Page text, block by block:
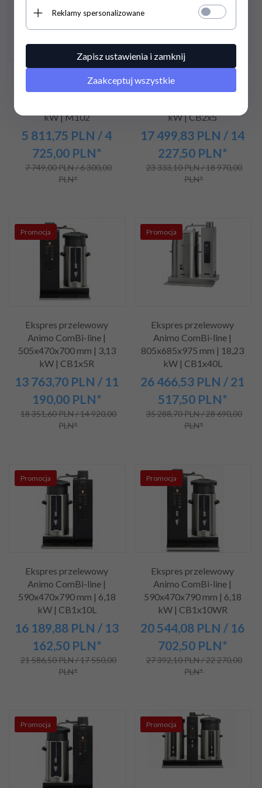
Ekspres przelewowy
Animo M-Line |
kW | M102
5 811,75 PLN / 4
725,00 PLN*
7 749,00 PLN / 6 300,00
PLN*
Ekspres przelewowy
Animo ComBi-line |
kW | CB2x5
17 499,83 PLN / 14
227,50 PLN*
23 333,10 PLN / 18 970,00
PLN*
Promocja
Ekspres przelewowy
Animo ComBi-line |
505x470x700 mm | 3,13
kW | CB1x5R
13 763,70 PLN / 11
190,00 PLN*
18 351,60 PLN / 14 920,00
PLN*
Promocja
Ekspres przelewowy
Animo ComBi-line |
805x685x975 mm | 18,23
kW | CB1x40L
26 466,53 PLN / 21
517,50 PLN*
35 288,70 PLN / 28 690,00
PLN*
Promocja
Ekspres przelewowy
Animo ComBi-line |
590x470x790 mm | 6,18
kW | CB1x10L
16 189,88 PLN / 13
162,50 PLN*
21 586,50 PLN / 17 550,00
PLN*
Promocja
Ekspres przelewowy
Animo ComBi-line |
590x470x790 mm | 6,18
kW | CB1x10WR
20 544,08 PLN / 16
702,50 PLN*
27 392,10 PLN / 22 270,00
PLN*
Promocja Promocja
Reklamy spersonalizowane
Zapisz ustawienia i zamknij
Zaakceptuj wszystkie